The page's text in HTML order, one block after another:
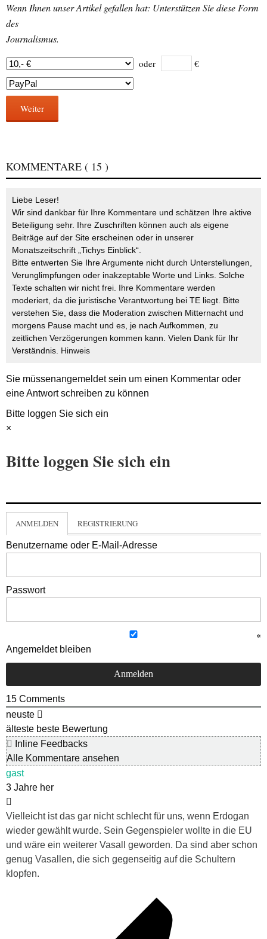
Wenn Ihnen unser Artikel gefallen hat: Unterstützen Sie diese Form
des
Journalismus.
oder €
Weiter
KOMMENTARE ( 15 )
Liebe Leser!
Wir sind dankbar für Ihre Kommentare und schätzen Ihre aktive
Beteiligung sehr. Ihre Zuschriften können auch als eigene
Beiträge auf der Site erscheinen oder in unserer
Monatszeitschrift „Tichys Einblick“.
Bitte entwerten Sie Ihre Argumente nicht durch Unterstellungen,
Verunglimpfungen oder inakzeptable Worte und Links. Solche
Texte schalten wir nicht frei. Ihre Kommentare werden
moderiert, da die juristische Verantwortung bei TE liegt. Bitte
verstehen Sie, dass die Moderation zwischen Mitternacht und
morgens Pause macht und es, je nach Aufkommen, zu
zeitlichen Verzögerungen kommen kann. Vielen Dank für Ihr
Verständnis. Hinweis
Sie müssenangemeldetsein um einen Kommentar oder
eine Antwort schreiben zu können
Bitte loggen Sie sich ein
×
Bitte loggen Sie sich ein
ANMELDEN REGISTRIERUNG
Benutzername oder E-Mail-Adresse
Passwort
Angemeldet bleiben
15 Comments
neuste
älteste beste Bewertung
Inline Feedbacks
Alle Kommentare ansehen
gast
3 Jahre her
Vielleicht ist das gar nicht schlecht für uns, wenn Erdogan
wieder gewählt wurde. Sein Gegenspieler wollte in die EU
und wäre ein weiterer Vasall geworden. Da sind aber schon
genug Vasallen, die sich gegenseitig auf die Schultern
klopfen.